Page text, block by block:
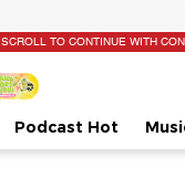
SCROLL TO CONTINUE WITH
Podcast Hot